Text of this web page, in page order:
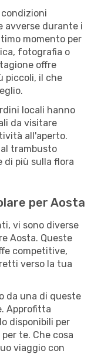
avverse durante i
momento per
fotografia o
offre
piccoli, il che
locali hanno
da visitare
all'aperto.
trambusto
di più sulla flora
per Aosta
vi sono diverse
Aosta. Queste
competitive,
verso la tua
da una di queste
Approfitta
disponibili per
te. Che cosa
viaggio con